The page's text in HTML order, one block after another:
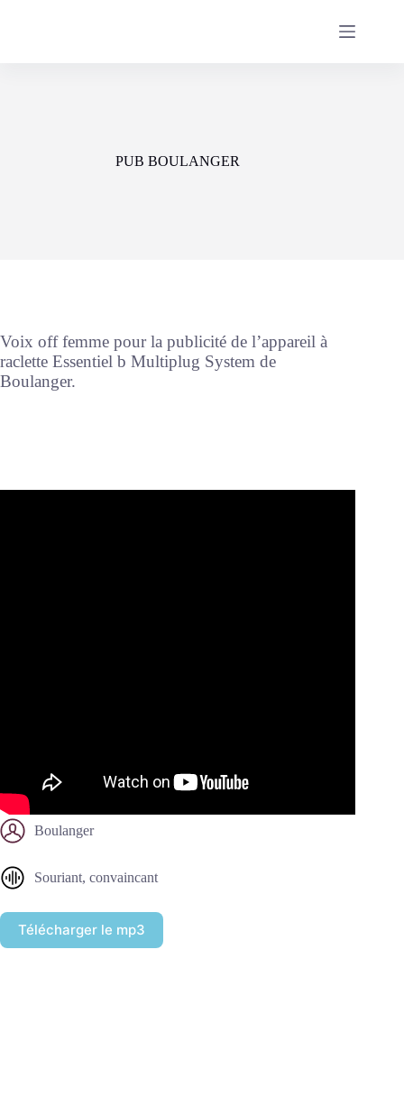
PUB BOULANGER
Voix off femme pour la publicité de l’appareil à
raclette Essentiel b Multiplug System de
Boulanger.
Boulanger
Souriant, convaincant
Télécharger le mp3